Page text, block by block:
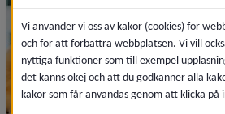
Vi använder vi oss av kakor (cookies) för
och för att förbättra webbplatsen. Vi vill
nyttiga funktioner som till exempel
det känns okej och att du godkänner alla
kakor som får användas genom att klicka på